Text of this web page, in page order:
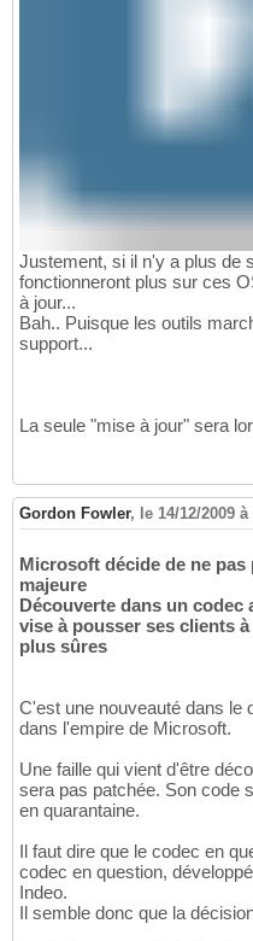
Justement, si il n'y a plus de
fonctionneront plus sur ces
à jour...
Bah.. Puisque les outils
support...
La seule "mise à jour" sera
Gordon Fowler, le 14/12/2009
Microsoft décide de ne
majeure
Découverte dans un codec
vise à pousser ses clients
plus sûres
C'est une nouveauté dans le
dans l'empire de Microsoft.
Une faille qui vient d'être
sera pas patchée. Son code
en quarantaine.
Il faut dire que le codec en
codec en question,
Indeo.
Il semble donc que la